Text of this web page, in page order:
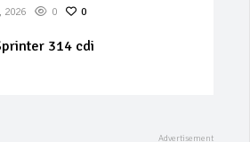
0 0
314 cdi